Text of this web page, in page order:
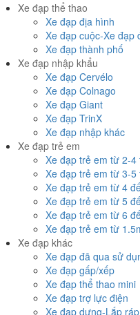
Xe đạp thể thao
Xe đạp địa hình
Xe đạp cuộc-Xe đạp
Xe đạp thành phố
Xe đạp nhập khẩu
Xe đạp Cervélo
Xe đạp Colnago
Xe đạp Giant
Xe đạp TrinX
Xe đạp nhập khác
Xe đạp trẻ em
Xe đạp trẻ em từ 2-4
Xe đạp trẻ em từ 3-5
Xe đạp trẻ em từ 4
Xe đạp trẻ em từ 5
Xe đạp trẻ em từ 6
Xe đạp trẻ em từ
Xe đạp khác
Xe đạp đã qua sử
Xe đạp gấp/xếp
Xe đạp thể thao mini
Xe đạp trợ lực điện
Xe đạp dựng-Lắp ráp